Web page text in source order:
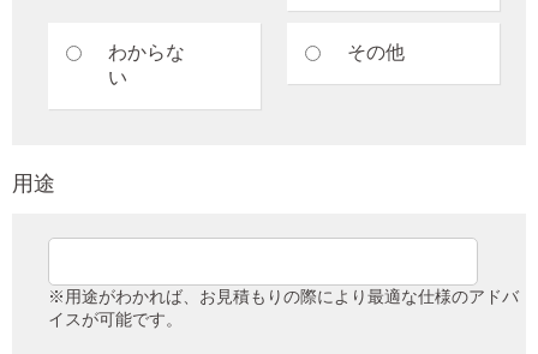
わからな
い
その他
用途
※用途がわかれば、お見積もりの際により最適な仕様のアドバ
イスが可能です。